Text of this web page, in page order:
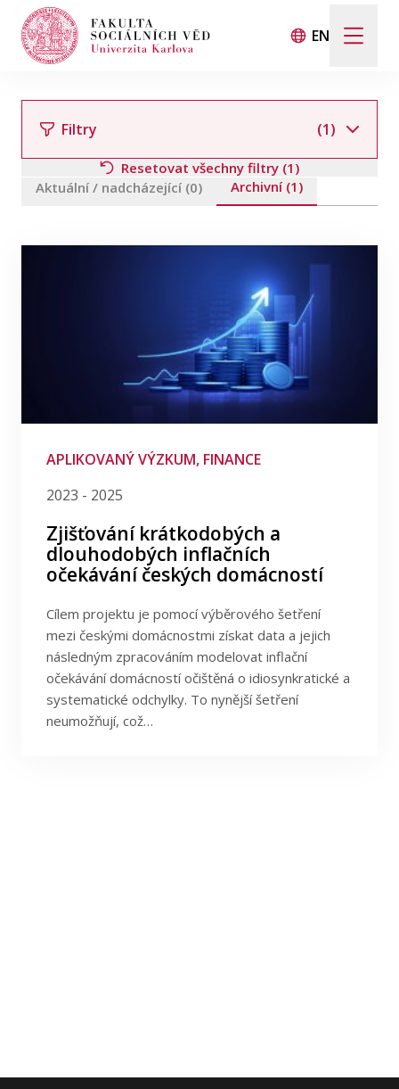
EN
Události
Projekty
Lidé
FSV UK
Aktuální / nadcházející (0) Archivní (1)
APLIKOVANÝ VÝZKUM, FINANCE
2023 - 2025
Zjišťování krátkodobých a
dlouhodobých inflačních
očekávání českých domácností
Cílem projektu je pomocí výběrového šetření
mezi českými domácnostmi získat data a jejich
následným zpracováním modelovat inflační
očekávání domácností očištěná o idiosynkratické a
systematické odchylky. To nynější šetření
neumožňují, což…
Filtry (1)
Filtrovat podle témat
Filtrovat podle poskytovatele
Filtrovat podle data
Resetovat všechny filtry (1)